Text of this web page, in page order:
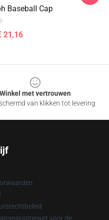
Baseball Cap
21,16
Winkel met vertrouwen
van klikken tot levering
voor de